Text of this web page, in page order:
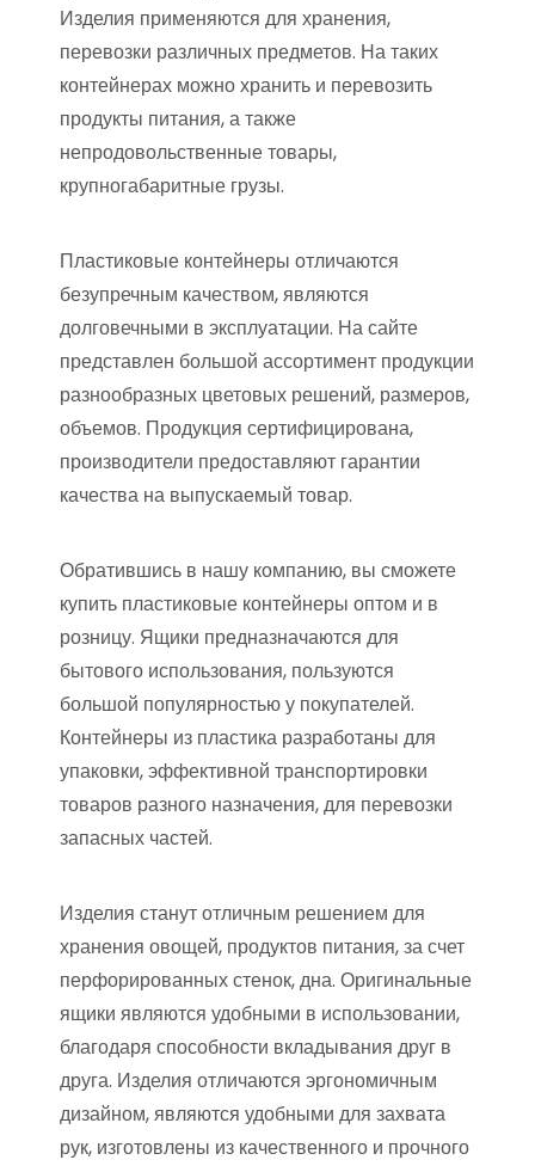
Изделия применяются для хранения,
перевозки различных предметов. На таких
контейнерах можно хранить и перевозить
продукты питания, а также
непродовольственные товары,
крупногабаритные грузы.
Пластиковые контейнеры отличаются
безупречным качеством, являются
долговечными в эксплуатации. На сайте
представлен большой ассортимент продукции
разнообразных цветовых решений, размеров,
объемов. Продукция сертифицирована,
производители предоставляют гарантии
качества на выпускаемый товар.
Обратившись в нашу компанию, вы сможете
купить пластиковые контейнеры оптом и в
розницу. Ящики предназначаются для
бытового использования, пользуются
большой популярностью у покупателей.
Контейнеры из пластика разработаны для
упаковки, эффективной транспортировки
товаров разного назначения, для перевозки
запасных частей.
Изделия станут отличным решением для
хранения овощей, продуктов питания, за счет
перфорированных стенок, дна. Оригинальные
ящики являются удобными в использовании,
благодаря способности вкладывания друг в
друга. Изделия отличаются эргономичным
дизайном, являются удобными для захвата
рук, изготовлены из качественного и прочного